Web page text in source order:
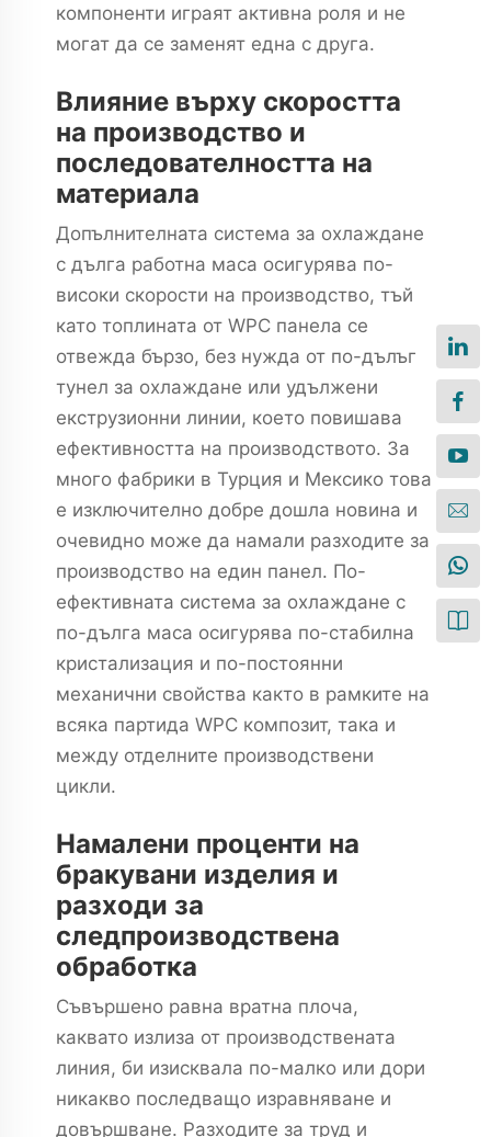
компоненти играят активна роля и не
могат да се заменят една с друга.
Влияние върху скоростта
на производство и
последователността на
материала
Допълнителната система за охлаждане
с дълга работна маса осигурява по-
високи скорости на производство, тъй
като топлината от WPC панела се
отвежда бързо, без нужда от по-дълъг
тунел за охлаждане или удължени
екструзионни линии, което повишава
ефективността на производството. За
много фабрики в Турция и Мексико това
е изключително добре дошла новина и
очевидно може да намали разходите за
производство на един панел. По-
ефективната система за охлаждане с
по-дълга маса осигурява по-стабилна
кристализация и по-постоянни
механични свойства както в рамките на
всяка партида WPC композит, така и
между отделните производствени
цикли.
Намалени проценти на
бракувани изделия и
разходи за
следпроизводствена
обработка
Съвършено равна вратна плоча,
каквато излиза от производствената
линия, би изисквала по-малко или дори
никакво последващо изравняване и
довършване. Разходите за труд и